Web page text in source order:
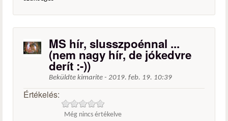
MS hír, slusszpoénnal ...
(nem nagy hír, de jókedvre
derít :-))
Beküldte kimarite - 2019. feb. 19. 10:39
Értékelés:
Még nincs értékelve